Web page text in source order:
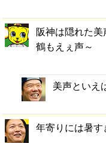
阪神は隠れた
鶴もえぇ声～
美声といえ
年寄りには暑す